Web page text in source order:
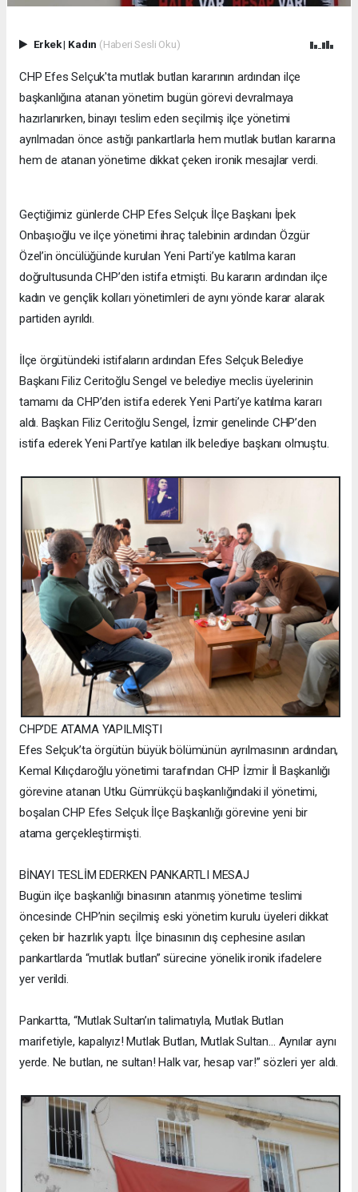
Erkek| Kadın (Haberi Sesli Oku)
CHP Efes Selçuk'ta mutlak butlan kararının ardından ilçe
başkanlığına atanan yönetim bugün görevi devralmaya
hazırlanırken, binayı teslim eden seçilmiş ilçe yönetimi
ayrılmadan önce astığı pankartlarla hem mutlak butlan kararına
hem de atanan yönetime dikkat çeken ironik mesajlar verdi.
Geçtiğimiz günlerde CHP Efes Selçuk İlçe Başkanı İpek
Onbaşıoğlu ve ilçe yönetimi ihraç talebinin ardından Özgür
Özel’in öncülüğünde kurulan Yeni Parti’ye katılma kararı
doğrultusunda CHP’den istifa etmişti. Bu kararın ardından ilçe
kadın ve gençlik kolları yönetimleri de aynı yönde karar alarak
partiden ayrıldı.
İlçe örgütündeki istifaların ardından Efes Selçuk Belediye
Başkanı Filiz Ceritoğlu Sengel ve belediye meclis üyelerinin
tamamı da CHP’den istifa ederek Yeni Parti’ye katılma kararı
aldı. Başkan Filiz Ceritoğlu Sengel, İzmir genelinde CHP’den
istifa ederek Yeni Parti’ye katılan ilk belediye başkanı olmuştu.
CHP’DE ATAMA YAPILMIŞTI
Efes Selçuk’ta örgütün büyük bölümünün ayrılmasının ardından,
Kemal Kılıçdaroğlu yönetimi tarafından CHP İzmir İl Başkanlığı
görevine atanan Utku Gümrükçü başkanlığındaki il yönetimi,
boşalan CHP Efes Selçuk İlçe Başkanlığı görevine yeni bir
atama gerçekleştirmişti.
BİNAYI TESLİM EDERKEN PANKARTLI MESAJ
Bugün ilçe başkanlığı binasının atanmış yönetime teslimi
öncesinde CHP’nin seçilmiş eski yönetim kurulu üyeleri dikkat
çeken bir hazırlık yaptı. İlçe binasının dış cephesine asılan
pankartlarda “mutlak butlan” sürecine yönelik ironik ifadelere
yer verildi.
Pankartta, “Mutlak Sultan’ın talimatıyla, Mutlak Butlan
marifetiyle, kapalıyız! Mutlak Butlan, Mutlak Sultan… Aynılar aynı
yerde. Ne butlan, ne sultan! Halk var, hesap var!” sözleri yer aldı.